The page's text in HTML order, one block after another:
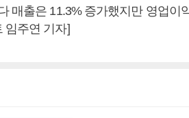
매출은 11.3% 증가했지만 영업이
임주연 기자]